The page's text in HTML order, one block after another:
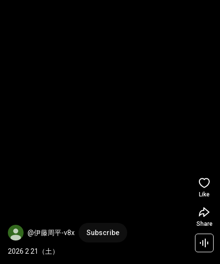
@伊藤周平-v8x Subscribe
2026 2 21（土）
Like
Share